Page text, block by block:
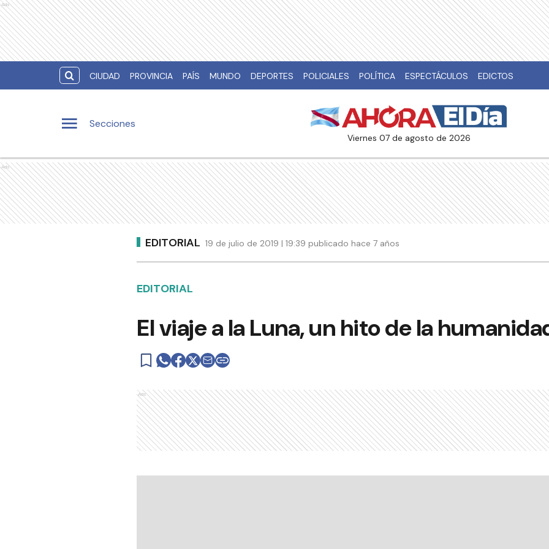
Ads
CIUDAD PROVINCIA PAÍS MUNDO DEPORTES POLICIALES POLÍTICA ESPECTÁCULOS EDICTOS
Secciones
viernes 07 de agosto de 2026
Ads
EDITORIAL 19 de julio de 2019 | 19:39 publicado hace 7 años
EDITORIAL
El viaje a la Luna, un hito de la
Ads